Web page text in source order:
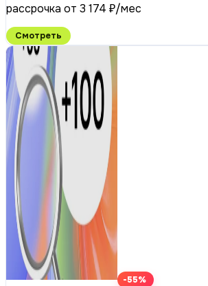
рассрочка от 3 174 ₽/мес
Смотреть
-55%